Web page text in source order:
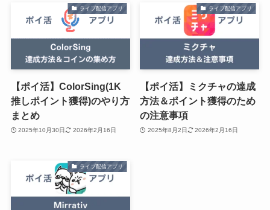
ライブ配信アプリ
【ポイ活】ColorSing(1K
推しポイント獲得)のやり方
まとめ
2025年10月30日 2026年2月16日
ライブ配信アプリ
【ポイ活】ミクチャの達成
方法＆ポイント獲得のため
の注意事項
2025年8月2日 2026年2月16日
ライブ配信アプリ